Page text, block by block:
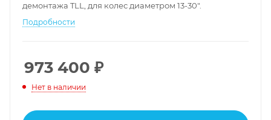
демонтажа TLL, для колес диаметром 13-30".
Подробности
973 400 ₽
Нет в наличии